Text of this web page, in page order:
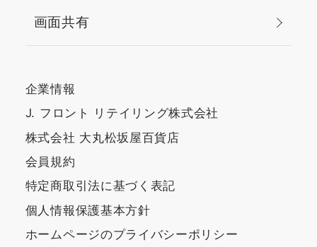
画面共有
企業情報
J. フロント リテイリング株式会社
株式会社 大丸松坂屋百貨店
会員規約
特定商取引法に基づく表記
個人情報保護基本方針
ホームページのプライバシーポリシー